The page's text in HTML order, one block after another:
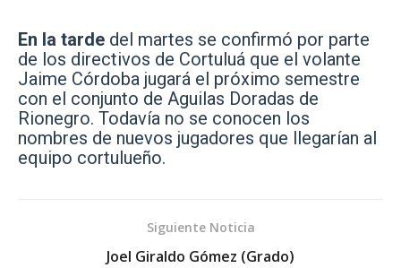
En la tarde del martes se confirmó por parte
de los directivos de Cortuluá que el volante
Jaime Córdoba jugará el próximo semestre
con el conjunto de Aguilas Doradas de
Rionegro. Todavía no se conocen los
nombres de nuevos jugadores que llegarían al
equipo cortulueño.
Siguiente Noticia
Joel Giraldo Gómez (Grado)